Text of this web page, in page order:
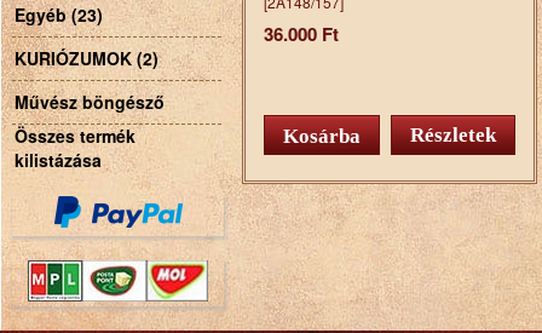
Egyéb (23)
KURIÓZUMOK (2)
Művész böngésző
Összes termék
kilistázása
36.000 Ft
Részletek